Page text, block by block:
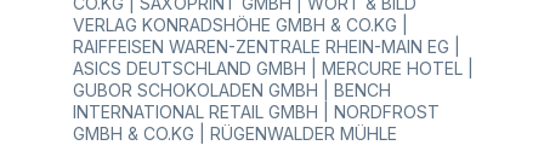
Anwendungstemperatur: bei -20°C bis +70°C
Haltbarkeit und Lagerung: 2 Jahre bei
Zimmertemperatur (lichtgeschützt) Tiefkühl
Anwendungstemperatur: bei -40°C bis +60°C
Haltbarkeit und Lagerung: 1 Jahr bei
Zimmertemperatur (lichtgeschützt) Ablösbar
Anwendungstemperatur: bei -5°C bis +60°C
VERLAG KONRADSHÖHE GMBH & CO.KG |
RAIFFEISEN WAREN-ZENTRALE RHEIN-MAIN EG |
ASICS DEUTSCHLAND GMBH | MERCURE HOTEL |
GUBOR SCHOKOLADEN GMBH | BENCH
INTERNATIONAL RETAIL GMBH | NORDFROST
GMBH & CO.KG | RÜGENWALDER MÜHLE